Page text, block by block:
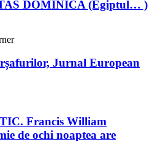
DOMINICA (Egiptul… )
Jurnal European
Francis William
de ochi noaptea are